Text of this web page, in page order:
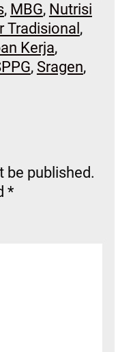
, MBG, Nutrisi
Tradisional ,
Kerja,
, Sragen,
be published.
*